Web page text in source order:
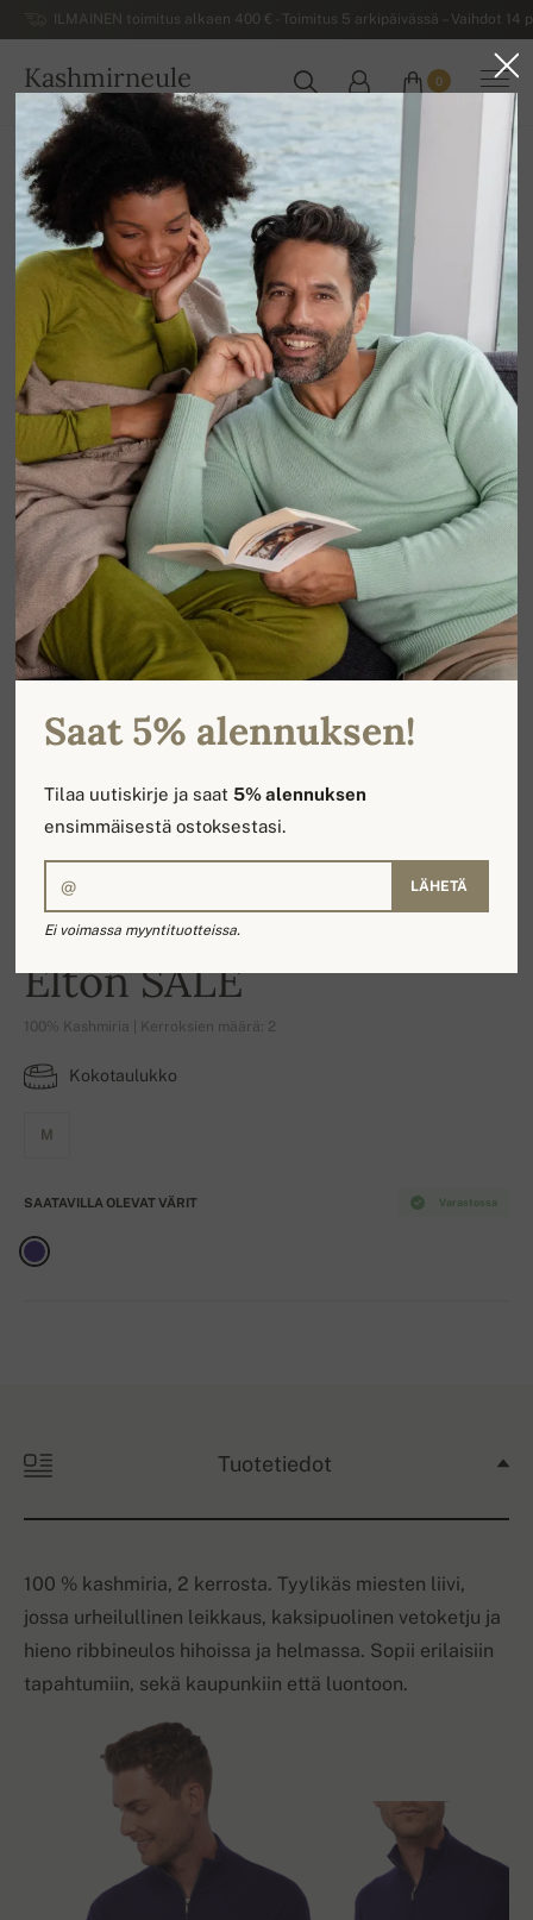
ILMAINEN toimitus alkaen 400 € - Toimitus 5 arkipäivässä – Vaihdot
Kashmirneule
SUOMI
0
Kotiin
-16%
Elton SALE
100% Kashmiria | Kerroksien määrä: 2
Kokotaulukko
M
Varastossa
SAATAVILLA OLEVAT VÄRIT
Tuotetiedot
100 % kashmiria, 2 kerrosta. Tyylikäs miesten liivi,
jossa urheilullinen leikkaus, kaksipuolinen vetoketju ja
hieno ribbineulos hihoissa ja helmassa. Sopii erilaisiin
tapahtumiin, sekä kaupunkiin että luontoon.
Saat 5% alennuksen!
Tilaa uutiskirje ja saat5% alennuksen
ensimmäisestä ostoksestasi.
LÄHETÄ
Ei voimassa myyntituotteissa.